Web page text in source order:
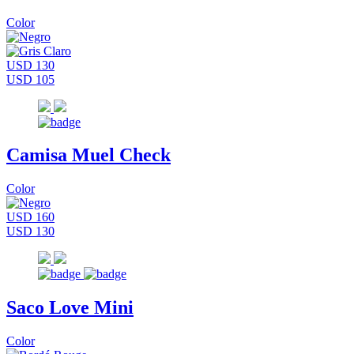
Color
USD 130
USD 105
Camisa Muel Check
Color
USD 160
USD 130
Saco Love Mini
Color